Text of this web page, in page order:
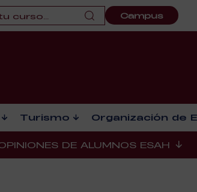
Campus
Turismo Organización de
DE ALUMNOS ESAH